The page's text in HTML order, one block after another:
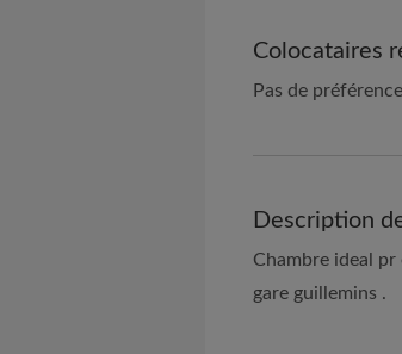
Colocataires
Pas de
Description
Chambre ideal
gare guillemins .